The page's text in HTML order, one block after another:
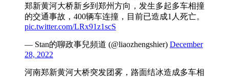
郑新黄河大桥新乡到郑州方向，发生多起多车相撞
的交通事故，400辆车连撞，目前已造成1人死亡。
pic.twitter.com/LRx91z1scS
— Stan的聊政事兒頻道 (@liaozhengshier) December
28, 2022
河南郑新黄河大桥突发团雾，路面结冰造成多车相